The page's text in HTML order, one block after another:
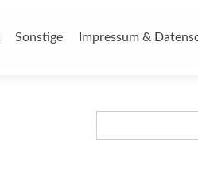
Sonstige Impressum &